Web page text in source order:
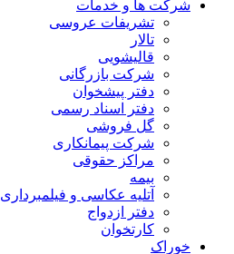
شرکت ها و خدمات
تشریفات عروسی
تالار
قالیشویی
شرکت بازرگانی
دفتر پیشخوان
دفتر اسناد رسمی
گل فروشی
شرکت پیمانکاری
مراکز حقوقی
بیمه
آتلیه عکاسی و فیلمبرداری
دفتر ازدواج
کارتخوان
خوراک